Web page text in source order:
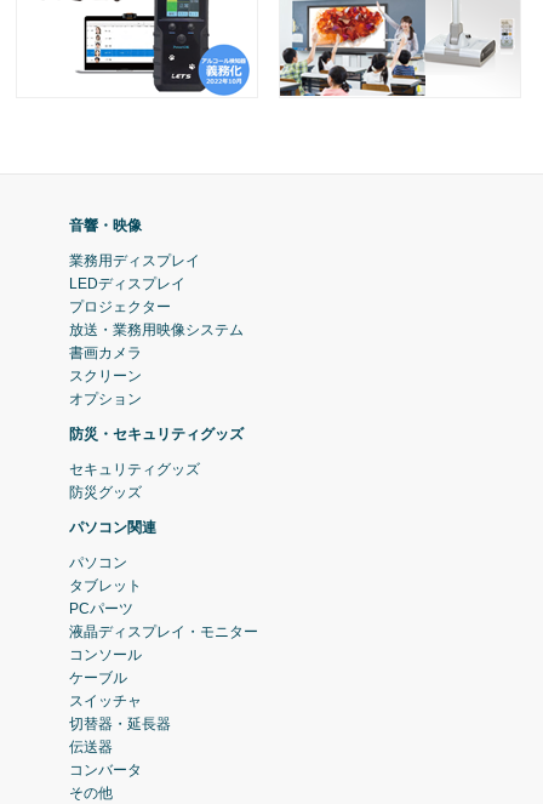
音響・映像
業務用ディスプレイ
LEDディスプレイ
プロジェクター
放送・業務用映像システム
書画カメラ
スクリーン
オプション
防災・セキュリティグッズ
セキュリティグッズ
防災グッズ
パソコン関連
パソコン
タブレット
PCパーツ
液晶ディスプレイ・モニター
コンソール
ケーブル
スイッチャ
切替器・延長器
伝送器
コンバータ
その他